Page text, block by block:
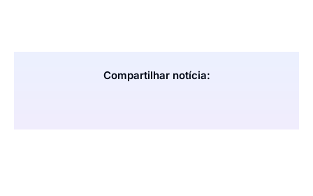
Compartilhar notícia: